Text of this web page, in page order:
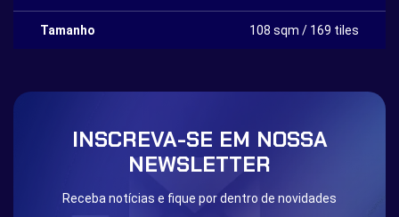
Tamanho 108 sqm / 169 tiles
INSCREVA-SE EM NOSSA
NEWSLETTER
Receba notícias e fique por dentro de novidades